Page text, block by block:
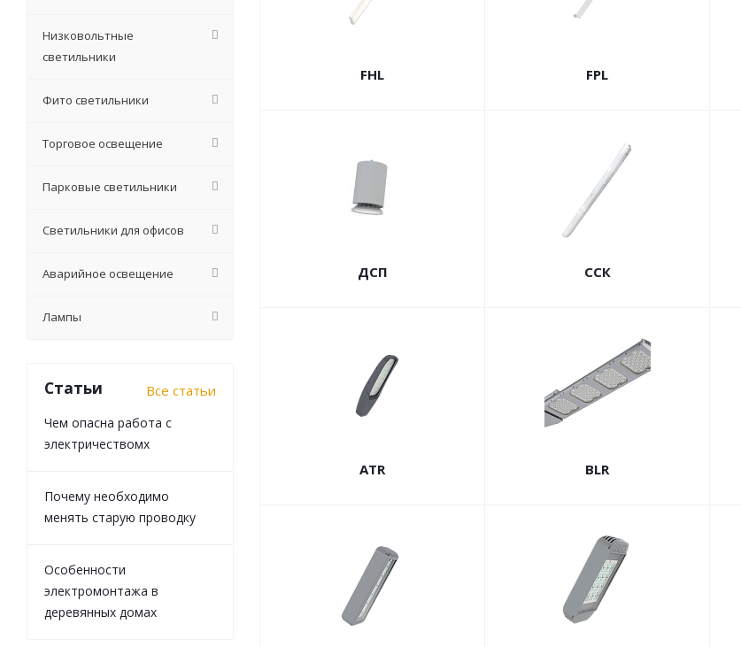
FHL FPL
ДСП ССК
ATR BLR
Низковольтные
светильники
Фито светильники
Торговое освещение
Парковые светильники
Светильники для офисов
Аварийное освещение
Лампы
Статьи Все статьи
Чем опасна работа с
электричествомх
Почему необходимо
менять старую проводку
Особенности
электромонтажа в
деревянных домах